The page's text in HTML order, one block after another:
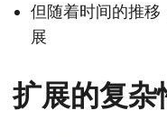
但随着时间的推移
展
扩展的复杂